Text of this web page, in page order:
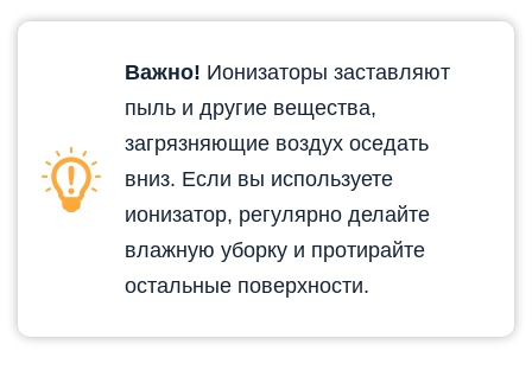
Важно! Ионизаторы заставляют
пыль и другие вещества,
загрязняющие воздух оседать
вниз. Если вы используете
ионизатор, регулярно делайте
влажную уборку и протирайте
остальные поверхности.